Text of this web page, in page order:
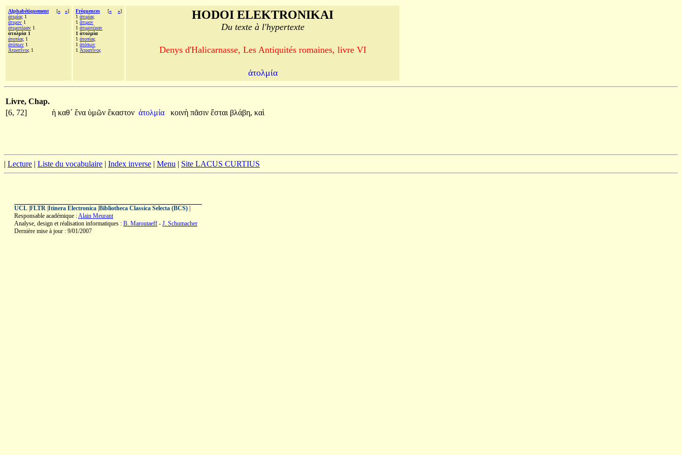
Alphabétiquement [« »]
ἀτιμίας 1
ἄτιμον 1
ἀτιμοτέραν 1
ἀτολμία 1
ἀτοπίας 1
ἀτόπων 1
Ἀτρατῖνος 1
Fréquences [« »]
1 ἀτιμίας
1 ἄτιμον
1 ἀτιμοτέραν
1 ἀτολμία
1 ἀτοπίας
1 ἀτόπων
1 Ἀτρατῖνος
HODOI ELEKTRONIKAI
Du texte à l'hypertexte
Denys d'Halicarnasse, Les Antiquités romaines, livre VI
ἀτολμία
Livre, Chap.
[6, 72]
ἡ καθ´ ἕνα ὑμῶν ἕκαστον ἀτολμία κοινὴ πᾶσιν ἔσται βλάβη, καὶ
| Lecture | Liste du vocabulaire | Index inverse | Menu | Site LACUS CURTIUS
UCL FLTR Itinera Electronica Bibliotheca Classica Selecta (BCS)
Responsable académique :Alain Meurant
Analyse, design et réalisation informatiques : B. Maroutaeff - J. Schumacher
Dernière mise à jour : 9/01/2007